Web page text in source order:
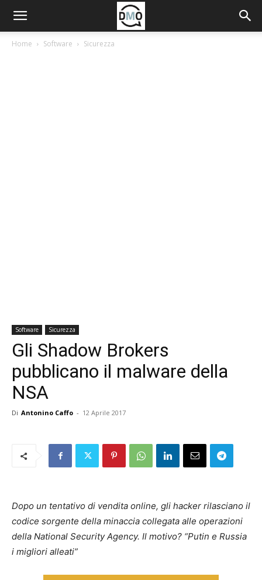
Home Software Sicurezza
Software Sicurezza
Gli Shadow Brokers
pubblicano il malware della
NSA
Di Antonino Caffo - 12 Aprile 2017
Dopo un tentativo di vendita online, gli hacker rilasciano il
codice sorgente della minaccia collegata alle operazioni
della National Security Agency. Il motivo? “Putin e Russia
i migliori alleati”